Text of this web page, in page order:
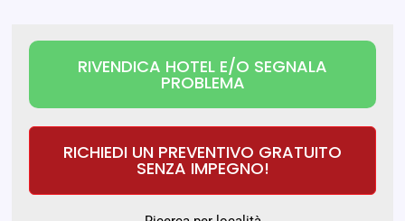
RIVENDICA HOTEL E/O SEGNALA
PROBLEMA
RICHIEDI UN PREVENTIVO GRATUITO
SENZA IMPEGNO!